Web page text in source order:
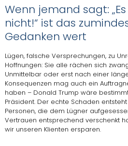
Wenn jemand sagt:
nicht!“ ist das
Gedanken wert
Lügen, falsche Versprechungen, zu
Hoffnungen: Sie alle rächen sich
Unmittelbar oder erst nach einer
Konsequenzen mag auch ein
haben – Donald Trump wäre
Präsident. Der echte Schaden
Personen, die dem Lügner
Vertrauen entsprechend verschenkt
wir unseren Klienten ersparen.